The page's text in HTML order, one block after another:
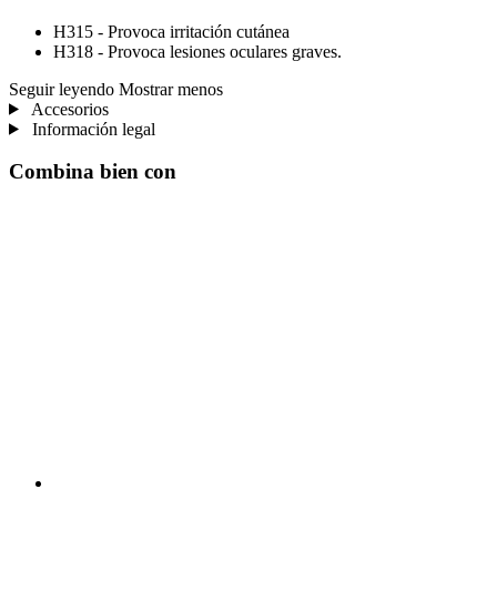
H315 - Provoca irritación cutánea
H318 - Provoca lesiones oculares graves.
Seguir leyendo Mostrar menos
Accesorios
Información legal
Combina bien con